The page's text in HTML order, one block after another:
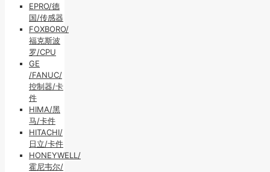
EPRO/德
国/传感器
FOXBORO/
福克斯波
罗/CPU
GE
/FANUC/
控制器/卡
件
HIMA/黑
马/卡件
HITACHI/
日立/卡件
HONEYWELL/
霍尼韦尔/